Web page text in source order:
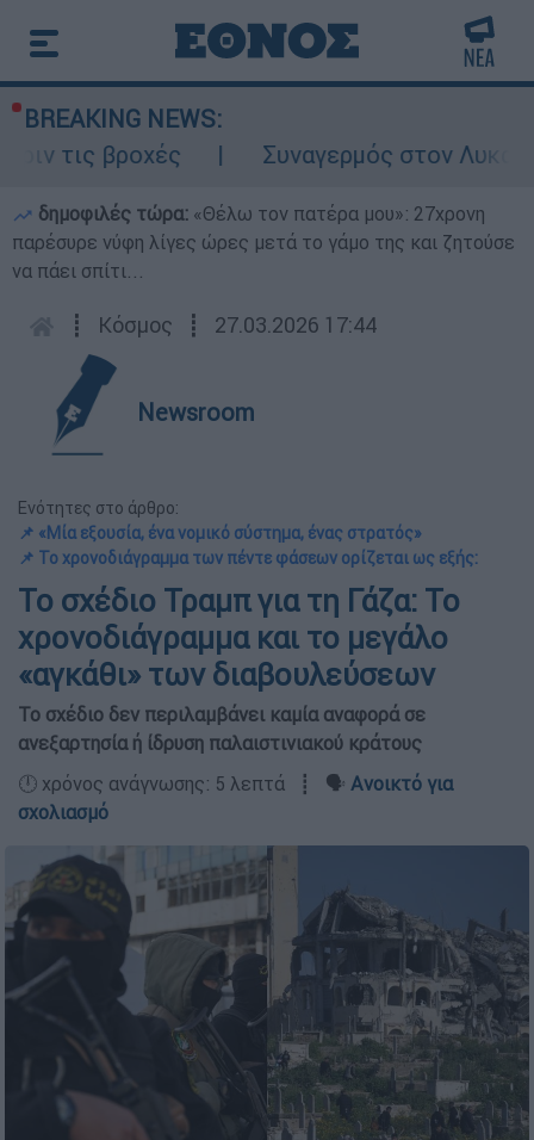
BREAKING NEWS:
Συναγερμός στον Λυκαβηττό:
δημοφιλές τώρα: «Θέλω τον πατέρα μου»: 27χρονη
παρέσυρε νύφη λίγες ώρες μετά το γάμο της και ζητούσε
να πάει σπίτι...
┋ Κόσμος ┋ 27.03.2026 17:44
Newsroom
Ενότητες στο άρθρο:
📌 «Mία εξουσία, ένα νομικό σύστημα, ένας στρατός»
📌 Το χρονοδιάγραμμα των πέντε φάσεων ορίζεται ως εξής:
Το σχέδιο Τραμπ για τη Γάζα: Το
χρονοδιάγραμμα και το μεγάλο
«αγκάθι» των διαβουλεύσεων
Το σχέδιο δεν περιλαμβάνει καμία αναφορά σε
ανεξαρτησία ή ίδρυση παλαιστινιακού κράτους
🕛 χρόνος ανάγνωσης: 5 λεπτά ┋ 🗣️ Ανοικτό για
σχολιασμό